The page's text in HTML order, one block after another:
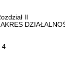
II
4